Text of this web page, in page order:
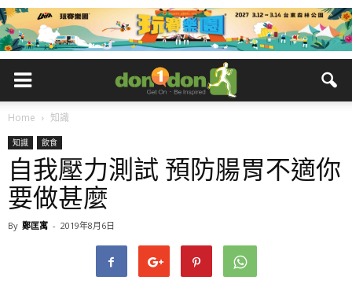
Home 知識
知識 飲食
自我壓力測試 預防腸胃不適你
要做甚麼
By 鄭匡寓 - 2019年8月6日